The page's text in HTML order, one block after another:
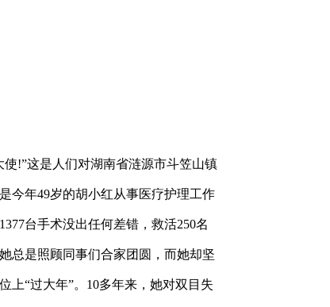
!”这是人们对湖南省涟源市斗笠山镇
今年49岁的胡小红从事医疗护理工作
台手术没出任何差错，救活250名
总是照顾同事们合家团圆，而她却坚
上“过大年”。10多年来，她对双目失